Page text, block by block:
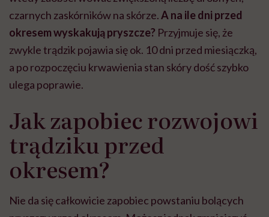
czarnych zaskórników na skórze.A na ile dni przed
okresem wyskakują pryszcze? Przyjmuje się, że
zwykle trądzik pojawia się ok. 10 dni przed miesiączką,
a po rozpoczęciu krwawienia stan skóry dość szybko
ulega poprawie.
Jak zapobiec rozwojowi
trądziku przed
okresem?
Nie da się całkowicie zapobiec powstaniu bolących